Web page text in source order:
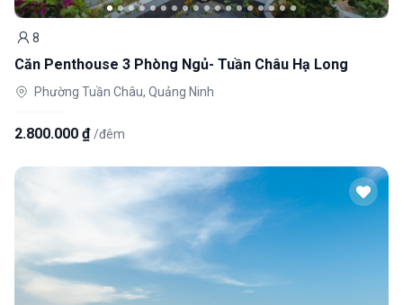
Khách
8
Căn Penthouse 3 Phòng Ngủ- Tuần Châu Hạ Long
Phường Tuần Châu, Quảng Ninh
2.800.000 ₫ /đêm